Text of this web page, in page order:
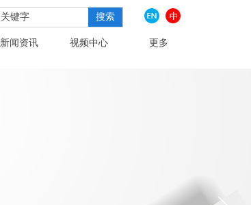
新闻资讯 视频中心 更多
搜索